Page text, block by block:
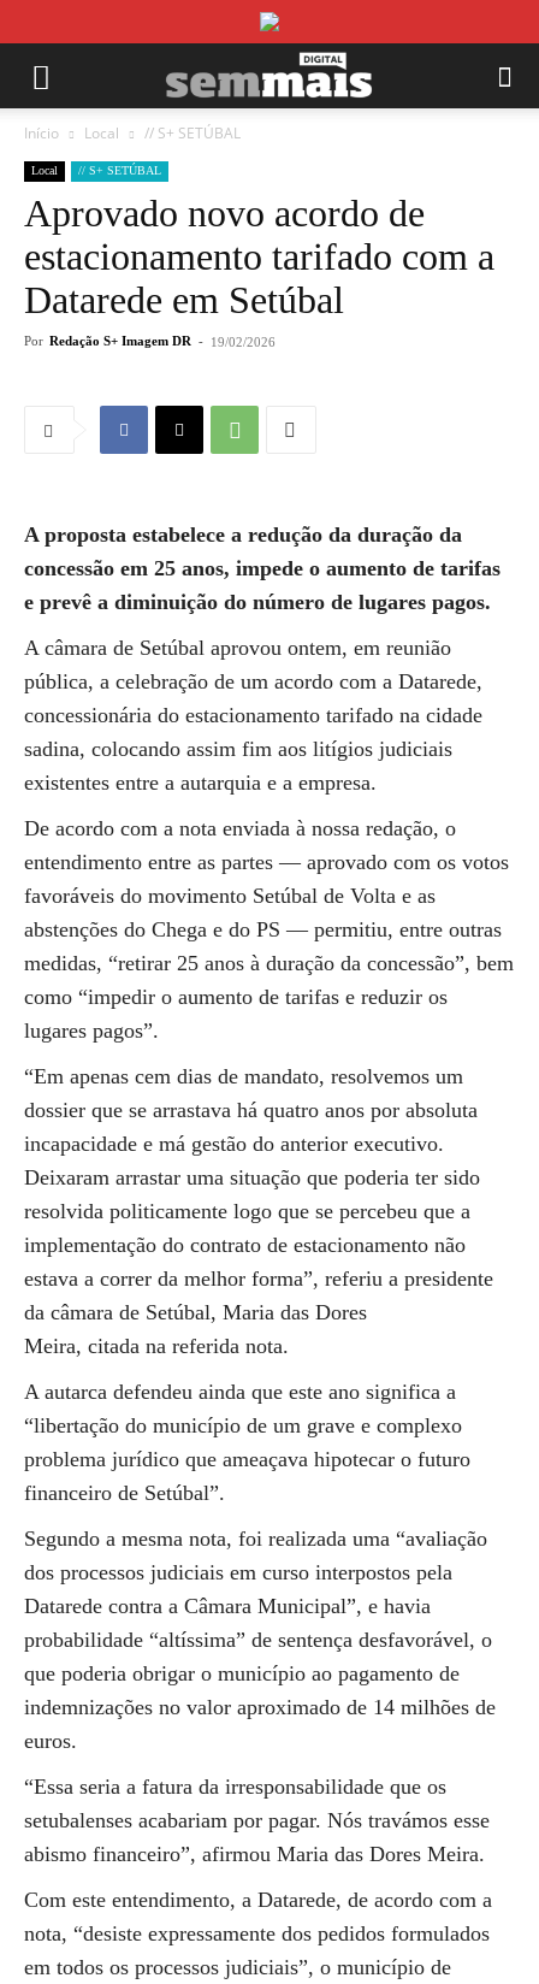
Início Local // S+ SETÚBAL
Local // S+ SETÚBAL
Aprovado novo acordo de
estacionamento tarifado com a
Datarede em Setúbal
Por Redação S+ Imagem DR - 19/02/2026
A proposta estabelece a redução da duração da
concessão em 25 anos, impede o aumento de tarifas
e prevê a diminuição do número de lugares pagos.
A câmara de Setúbal aprovou ontem, em reunião
pública, a celebração de um acordo com a Datarede,
concessionária do estacionamento tarifado na cidade
sadina, colocando assim fim aos litígios judiciais
existentes entre a autarquia e a empresa.
De acordo com a nota enviada à nossa redação, o
entendimento entre as partes — aprovado com os votos
favoráveis do movimento Setúbal de Volta e as
abstenções do Chega e do PS — permitiu, entre outras
medidas, “retirar 25 anos à duração da concessão”, bem
como “impedir o aumento de tarifas e reduzir os
lugares pagos”.
“Em apenas cem dias de mandato, resolvemos um
dossier que se arrastava há quatro anos por absoluta
incapacidade e má gestão do anterior executivo.
Deixaram arrastar uma situação que poderia ter sido
resolvida politicamente logo que se percebeu que a
implementação do contrato de estacionamento não
estava a correr da melhor forma”, referiu a presidente
da câmara de Setúbal, Maria das Dores
Meira, citada na referida nota.
A autarca defendeu ainda que este ano significa a
“libertação do município de um grave e complexo
problema jurídico que ameaçava hipotecar o futuro
financeiro de Setúbal”.
Segundo a mesma nota, foi realizada uma “avaliação
dos processos judiciais em curso interpostos pela
Datarede contra a Câmara Municipal”, e havia
probabilidade “altíssima” de sentença desfavorável, o
que poderia obrigar o município ao pagamento de
indemnizações no valor aproximado de 14 milhões de
euros.
“Essa seria a fatura da irresponsabilidade que os
setubalenses acabariam por pagar. Nós travámos esse
abismo financeiro”, afirmou Maria das Dores Meira.
Com este entendimento, a Datarede, de acordo com a
nota, “desiste expressamente dos pedidos formulados
em todos os processos judiciais”, o município de